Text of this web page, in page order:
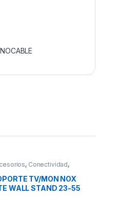
, Conectividad,
TV/MON NOX
WALL STAND 23-55